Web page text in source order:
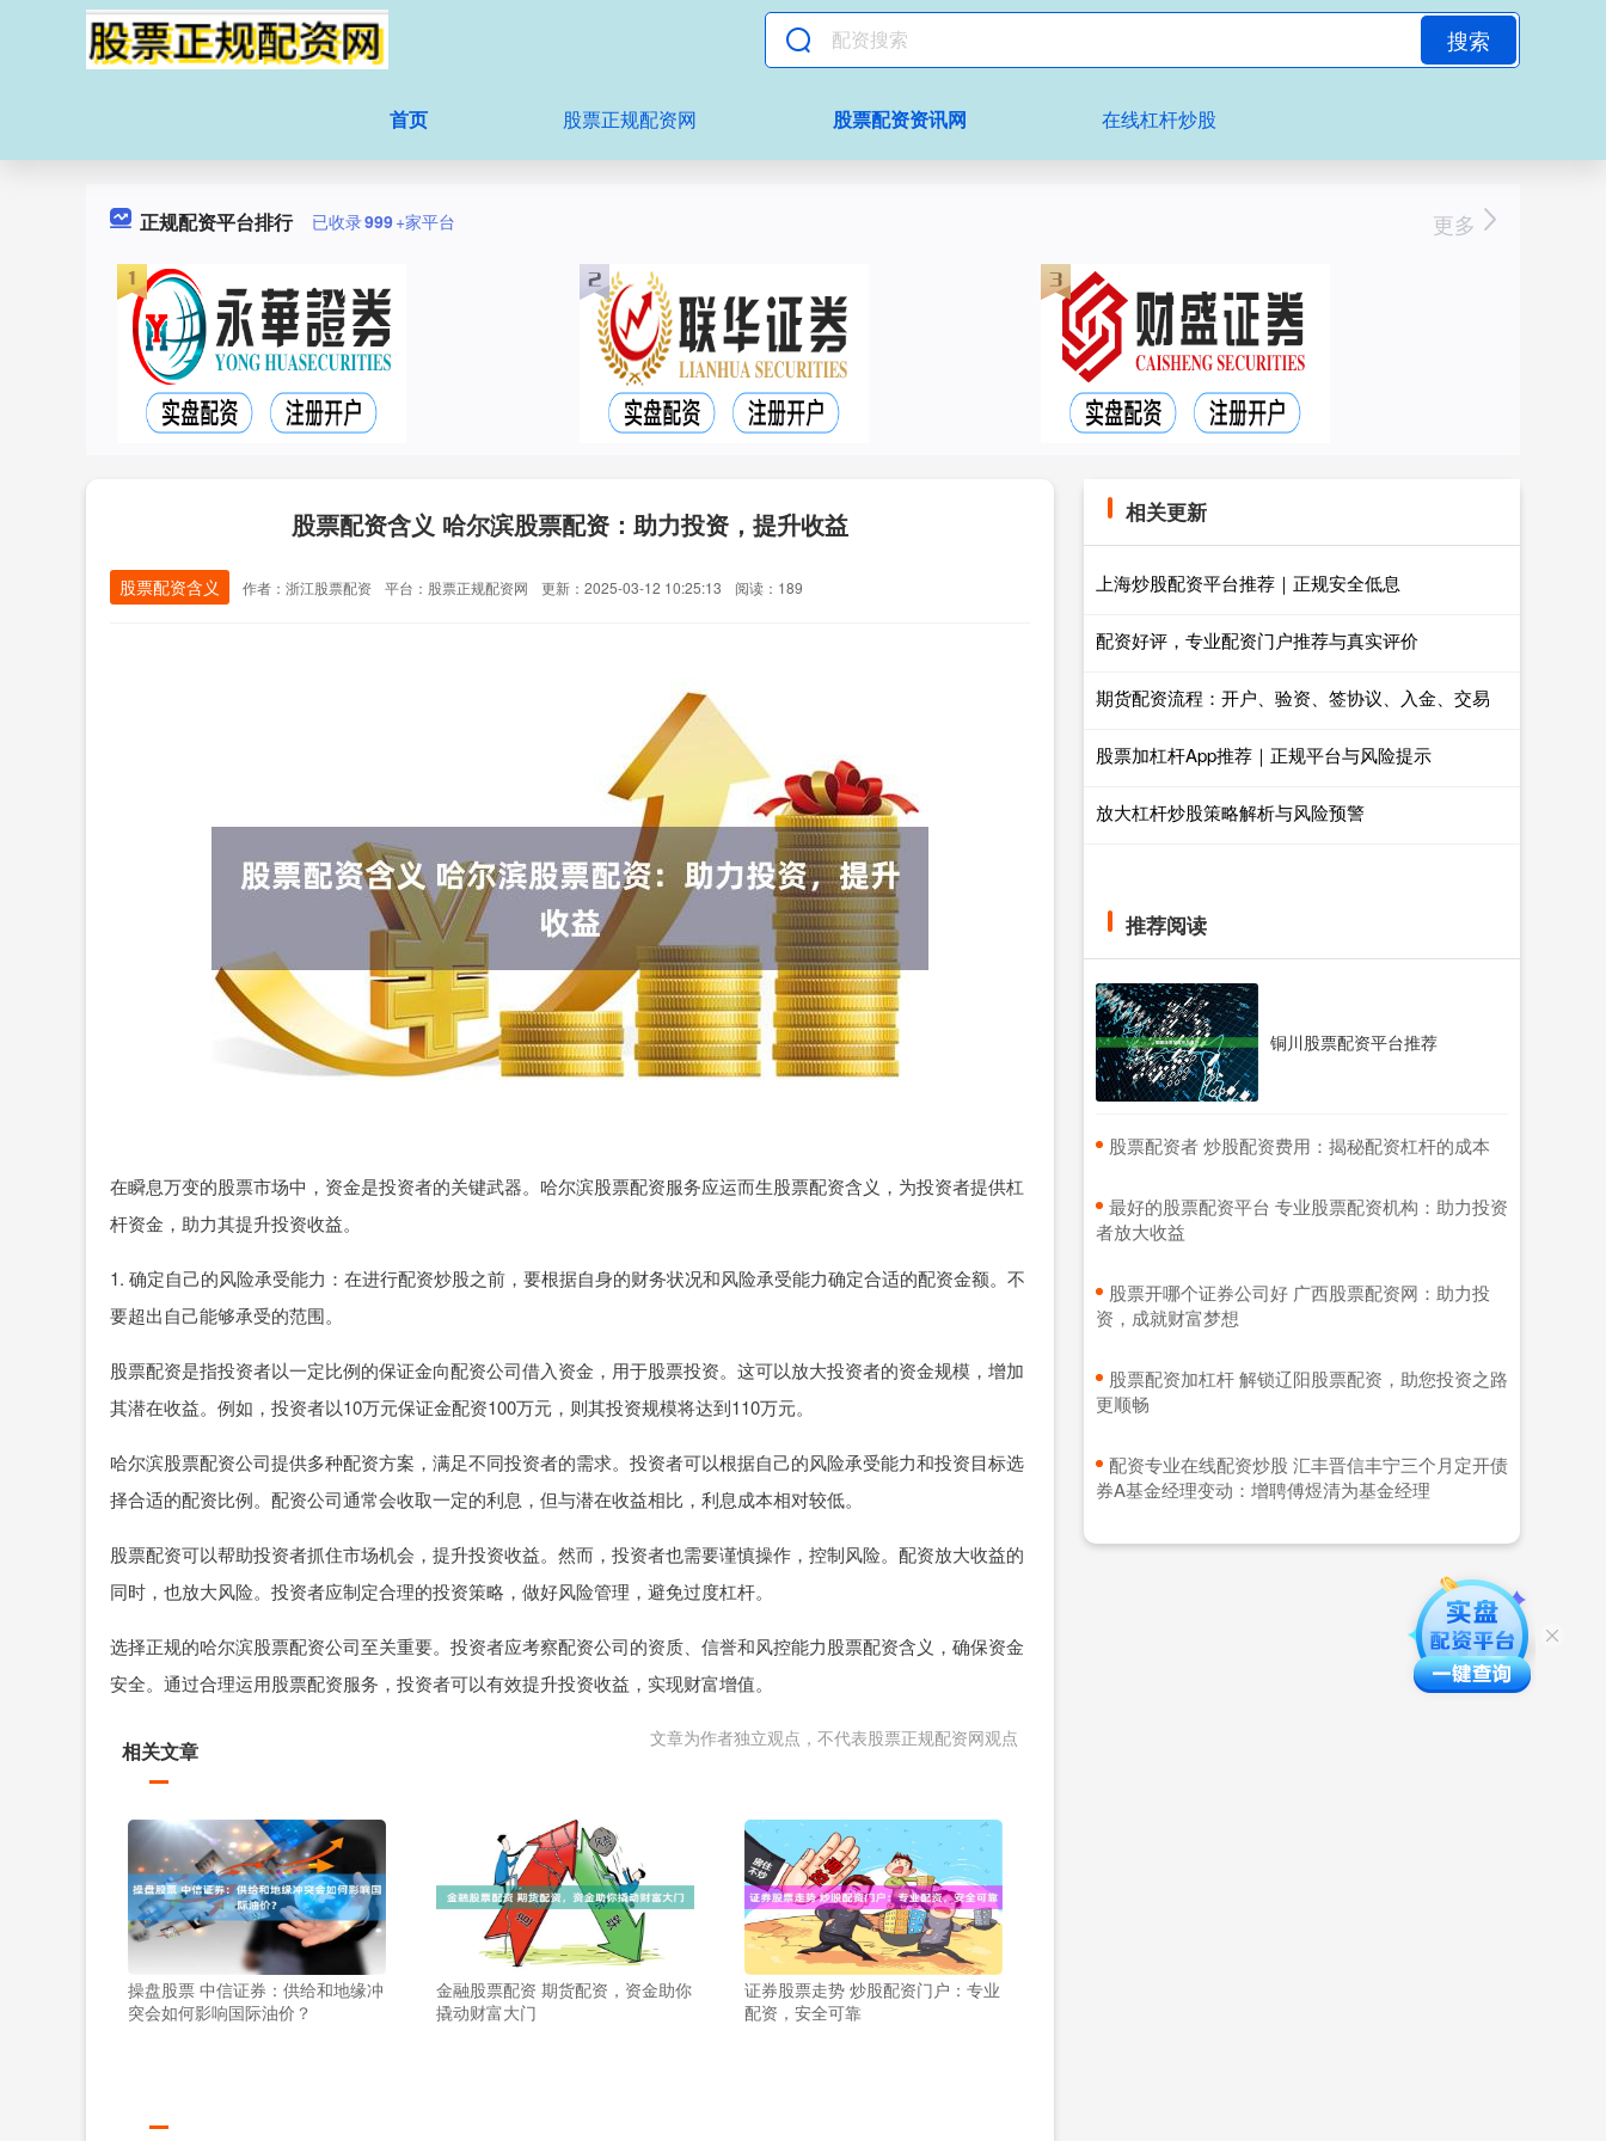
搜索
首页 股票正规配资网 股票配资资讯网 在线杠杆炒股
正规配资平台排行 已收录999+家平台 更多
股票配资含义 哈尔滨股票配资：助力投资，提升收益
股票配资含义 作者：浙江股票配资 平台：股票正规配资网 更新：2025-03-12 10:25:13 阅读：189
在瞬息万变的股票市场中，资金是投资者的关键武器。哈尔滨股票配资服务应运而生股票配资含义，为投资者提供杠
杆资金，助力其提升投资收益。
1. 确定自己的风险承受能力：在进行配资炒股之前，要根据自身的财务状况和风险承受能力确定合适的配资金额。不
要超出自己能够承受的范围。
股票配资是指投资者以一定比例的保证金向配资公司借入资金，用于股票投资。这可以放大投资者的资金规模，增加
其潜在收益。例如，投资者以10万元保证金配资100万元，则其投资规模将达到110万元。
哈尔滨股票配资公司提供多种配资方案，满足不同投资者的需求。投资者可以根据自己的风险承受能力和投资目标选
择合适的配资比例。配资公司通常会收取一定的利息，但与潜在收益相比，利息成本相对较低。
股票配资可以帮助投资者抓住市场机会，提升投资收益。然而，投资者也需要谨慎操作，控制风险。配资放大收益的
同时，也放大风险。投资者应制定合理的投资策略，做好风险管理，避免过度杠杆。
选择正规的哈尔滨股票配资公司至关重要。投资者应考察配资公司的资质、信誉和风控能力股票配资含义，确保资金
安全。通过合理运用股票配资服务，投资者可以有效提升投资收益，实现财富增值。
文章为作者独立观点，不代表股票正规配资网观点
相关文章
操盘股票 中信证券：供给和地缘冲
突会如何影响国际油价？
金融股票配资 期货配资，资金助你
撬动财富大门
证券股票走势 炒股配资门户：专业
配资，安全可靠
相关更新
上海炒股配资平台推荐｜正规安全低息
配资好评，专业配资门户推荐与真实评价
期货配资流程：开户、验资、签协议、入金、交易
股票加杠杆App推荐｜正规平台与风险提示
放大杠杆炒股策略解析与风险预警
推荐阅读
铜川股票配资平台推荐
​股票配资者 炒股配资费用：揭秘配资杠杆的成本
​最好的股票配资平台 专业股票配资机构：助力投资
者放大收益
​股票开哪个证券公司好 广西股票配资网：助力投
资，成就财富梦想
​股票配资加杠杆 解锁辽阳股票配资，助您投资之路
更顺畅
​配资专业在线配资炒股 汇丰晋信丰宁三个月定开债
券A基金经理变动：增聘傅煜清为基金经理